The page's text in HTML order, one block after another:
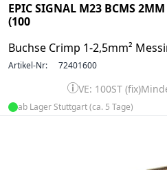
EPIC SIGNAL M23 BCMS
(100
Buchse Crimp 1-2,5mm²
Artikel-Nr: 72401600
VE: 100ST (fix)
ab Lager Stuttgart (ca. 5 Tage)